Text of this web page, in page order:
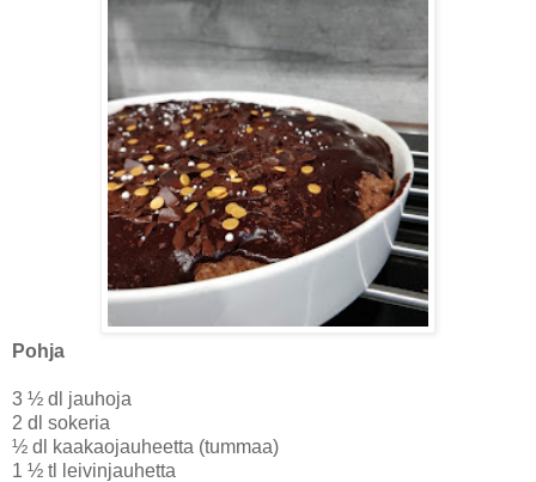
Pohja
3 ½ dl jauhoja
2 dl sokeria
½ dl kaakaojauheetta (tummaa)
1 ½ tl leivinjauhetta